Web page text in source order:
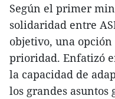
Según el primer
solidaridad entre
objetivo, una
prioridad. Enfatizó
la capacidad de
los grandes asuntos